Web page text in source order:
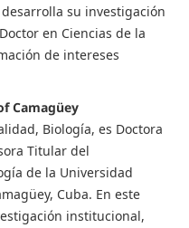
su investigación
en Ciencias de la
de intereses
Camagüey
Biología, es Doctora
Titular del
de la Universidad
Cuba. En este
institucional,